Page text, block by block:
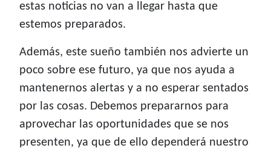
estas noticias no van a llegar hasta que
estemos preparados.
Además, este sueño también nos advierte un
poco sobre ese futuro, ya que nos ayuda a
mantenernos alertas y a no esperar sentados
por las cosas. Debemos prepararnos para
aprovechar las oportunidades que se nos
presenten, ya que de ello dependerá nuestro